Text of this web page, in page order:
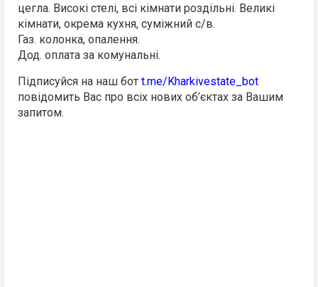
цегла. Високі стелі, всі кімнати роздільні. Великі
кімнати, окрема кухня, суміжний с/в.
Газ. колонка, опалення.
Дод. оплата за комунальні.
Підписуйся на наш бот t.me/Kharkivestate_bot
повідомить Вас про всіх нових об’єктах за Вашим
запитом.